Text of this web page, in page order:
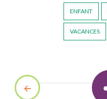
ENFANT
VACANCES